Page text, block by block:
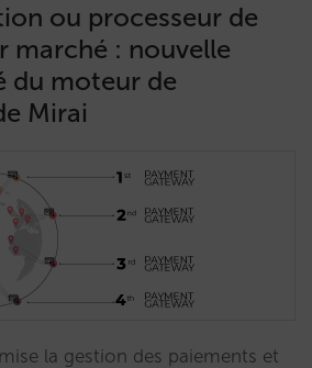
ou processeur de
marché : nouvelle
du moteur de
Mirai
la gestion des paiements et